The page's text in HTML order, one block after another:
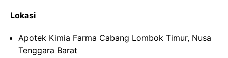
Lokasi
Apotek Kimia Farma Cabang Lombok Timur, Nusa
Tenggara Barat